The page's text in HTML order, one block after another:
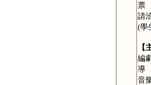
票
請
(學
【
編
導
音